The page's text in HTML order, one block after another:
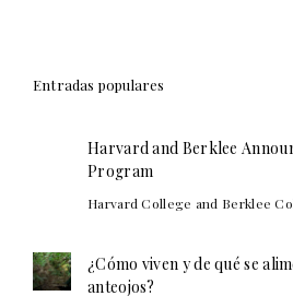
Entradas populares
Harvard and Berklee
Program
Harvard College and Berklee
¿Cómo viven y de qué se
anteojos?